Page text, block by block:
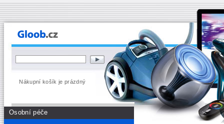
Nákupní košík je prázdný
Osobní péče